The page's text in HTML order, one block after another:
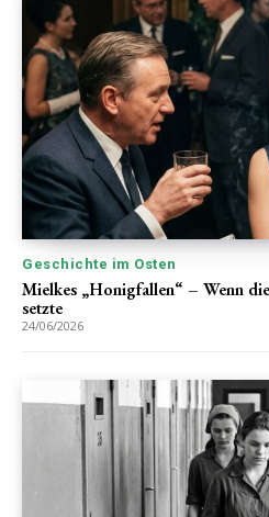
Geschichte im Osten
Mielkes „Honigfallen“ – Wenn
setzte
24/06/2026